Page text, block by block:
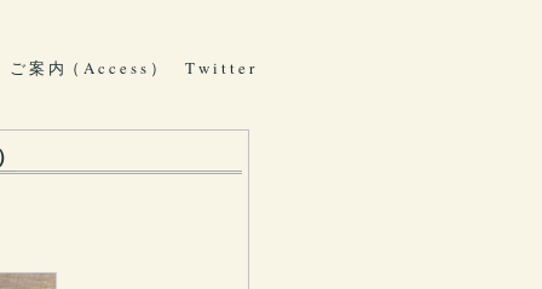
ご 案 内（ A c c e s s ） T w i t t e r